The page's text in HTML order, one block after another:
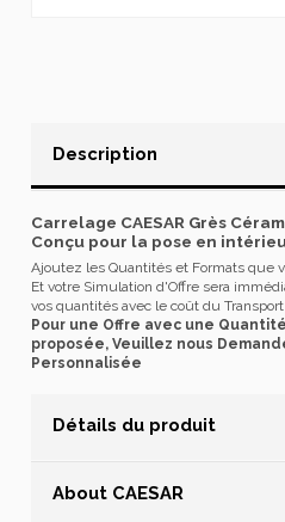
Description
Carrelage CAESAR Grès
Conçu pour la pose en
Ajoutez les Quantités et Formats que
Et votre Simulation d'Offre sera
vos quantités avec le coût du
Pour une Offre avec une
proposée, Veuillez nous
Personnalisée
Détails du produit
About CAESAR